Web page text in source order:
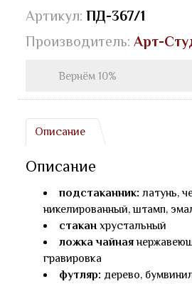
Артикул: ПД-367/1
Производитель: Арт-
Вернём 10%
Описание
Описание
подстаканник: латунь,
никелированный, штамп,
стаканхрустальный
ложка чайная
гравировка
футляр: дерево,